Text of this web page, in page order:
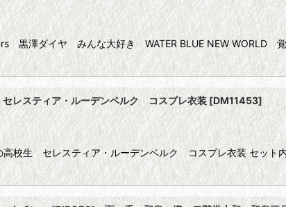
黒澤ダイヤ みんな大好き WATER BLUE NEW WORLD
レスティア・ルーデンベルク コスプレ衣装 [DM11453]
高校生 セレスティア・ルーデンベルク コスプレ衣装 セット